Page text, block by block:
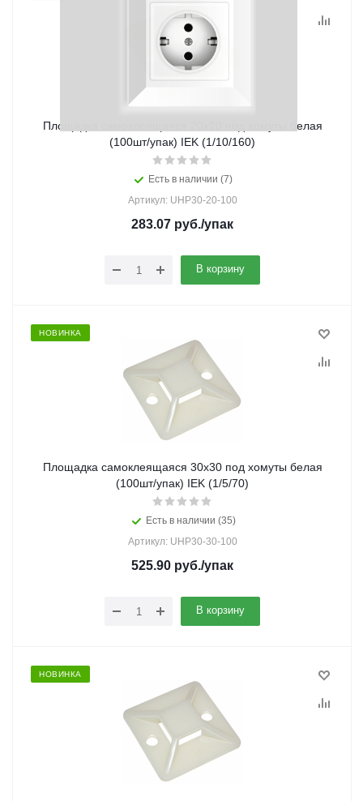
Площадка самоклеящаяся 20х20 под хомуты белая
(100шт/упак) IEK (1/10/160)
Есть в наличии (7)
Артикул: UHP30-20-100
283.07 руб./упак
В корзину
НОВИНКА
Площадка самоклеящаяся 30х30 под хомуты белая
(100шт/упак) IEK (1/5/70)
Есть в наличии (35)
Артикул: UHP30-30-100
525.90 руб./упак
В корзину
НОВИНКА